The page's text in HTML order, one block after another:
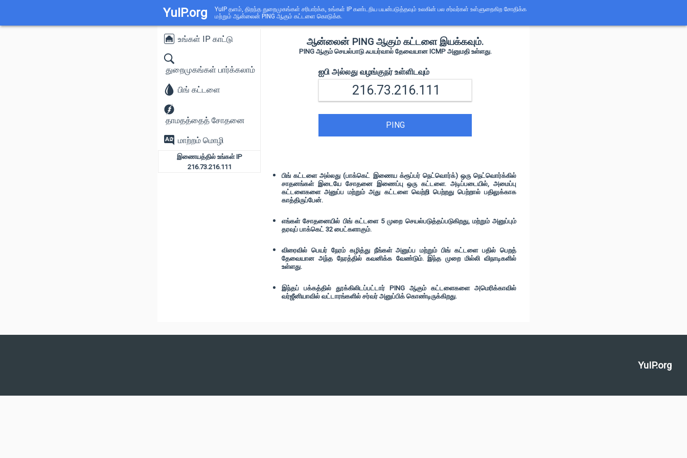
YuIP.org
YuIP தளம், திறந்த துறைமுகங்கள் சரிபார்க்க, உங்கள் IP கண்டறிய பயன்படுத்தவும் உலகின் பல சர்வர்கள் உள்ளுறைகிற சோதிக்க
மற்றும் ஆன்லைன் PING ஆகும் கட்டளை கொடுக்க.
உங்கள் IP காட்டு
துறைமுகங்கள் பார்க்கலாம்
பிங் கட்டளை
தாமதத்தைத் சோதனை
மாற்றம் மொழி
இணையத்தில் உங்கள் IP
216.73.216.111
ஆன்லைன் PING ஆகும் கட்டளை இயக்கவும்.
PING ஆகும் செயல்பாடு ஃபயர்வால் தேவையான ICMP அனுமதி உள்ளது.
ஐபி அல்லது வழங்குநர் உள்ளிடவும்
PING
பிங் கட்டளை அல்லது (பாக்கெட் இணைய க்ரூப்பர் நெட்வொர்க்) ஒரு நெட்வொர்க்கில்
சாதனங்கள் இடையே சோதனை இணைப்பு ஒரு கட்டளை. அடிப்படையில், அமைப்பு
கட்டளைகளை அனுப்ப மற்றும் அது கட்டளை வெற்றி பெற்றது பெற்றால் பதிலுக்காக
காத்திருப்பேன்.
எங்கள் சோதனையில் பிங் கட்டளை 5 முறை செயல்படுத்தப்படுகிறது, மற்றும் அனுப்பும்
தரவுப் பாக்கெட் 32 பைட்களாகும்.
விரைவில் பெயர் நேரம் கழித்து நீங்கள் அனுப்ப மற்றும் பிங் கட்டளை பதில் பெறத்
தேவையான அந்த நேரத்தில் கவனிக்க வேண்டும். இந்த முறை மில்லி விநாடிகளில்
உள்ளது.
இந்தப் பக்கத்தில் தூக்கிலிடப்பட்டார் PING ஆகும் கட்டளைகளை அமெரிக்காவில்
வர்ஜீனியாவில் வட்டாரங்களில் சர்வர் அனுப்பிக் கொண்டிருக்கிறது.
YuIP.org